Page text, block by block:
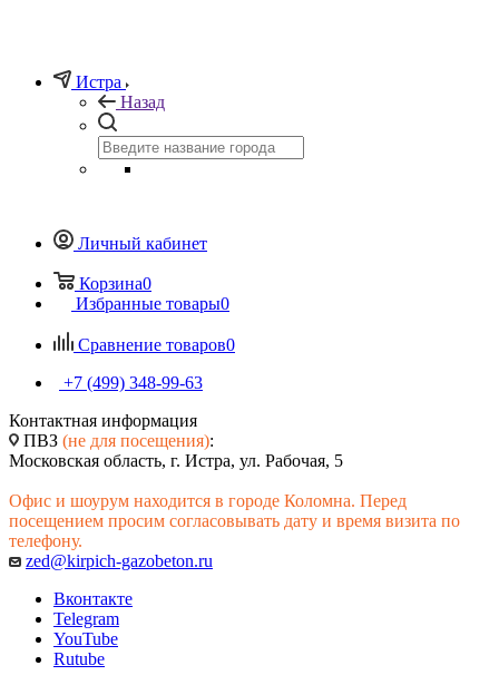
Истра
Назад
Личный кабинет
Корзина0
Избранные товары0
Сравнение товаров0
+7 (499) 348-99-63
Контактная информация
ПВЗ (не для посещения):
Московская область, г. Истра, ул. Рабочая, 5
Офис и шоурум находится в городе Коломна. Перед
посещением просим согласовывать дату и время визита по
телефону.
zed@kirpich-gazobeton.ru
Вконтакте
Telegram
YouTube
Rutube